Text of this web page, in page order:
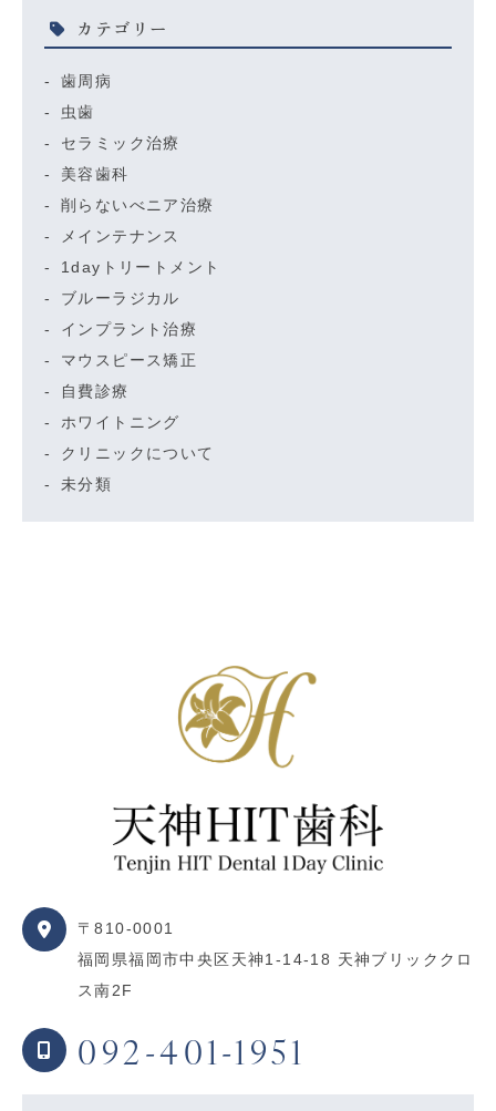
カテゴリー
歯周病
虫歯
セラミック治療
美容歯科
削らないべニア治療
メインテナンス
1dayトリートメント
ブルーラジカル
インプラント治療
マウスピース矯正
自費診療
ホワイトニング
クリニックについて
未分類
〒810-0001
福岡県福岡市中央区天神1-14-18 天神ブリッククロ
ス南2F
092-401-1951